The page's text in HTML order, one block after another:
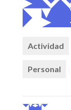
Actividad
Personal